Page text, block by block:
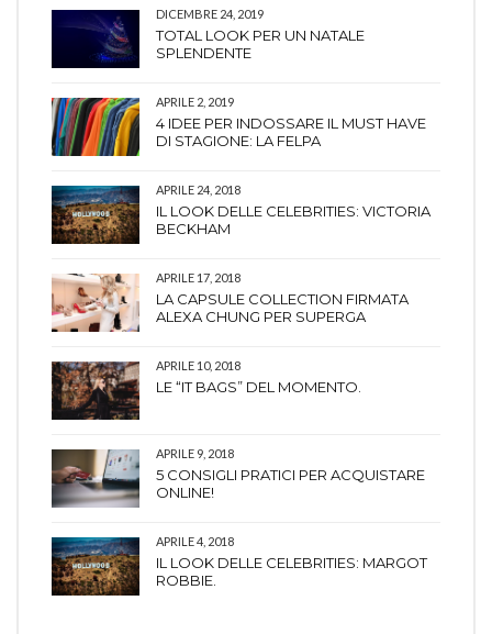
DICEMBRE 24, 2019
TOTAL LOOK PER UN NATALE
SPLENDENTE
APRILE 2, 2019
4 IDEE PER INDOSSARE IL MUST HAVE
DI STAGIONE: LA FELPA
APRILE 24, 2018
IL LOOK DELLE CELEBRITIES: VICTORIA
BECKHAM
APRILE 17, 2018
LA CAPSULE COLLECTION FIRMATA
ALEXA CHUNG PER SUPERGA
APRILE 10, 2018
LE “IT BAGS” DEL MOMENTO.
APRILE 9, 2018
5 CONSIGLI PRATICI PER ACQUISTARE
ONLINE!
APRILE 4, 2018
IL LOOK DELLE CELEBRITIES: MARGOT
ROBBIE.